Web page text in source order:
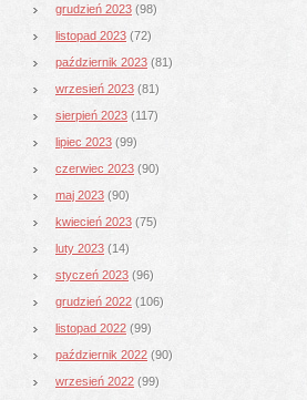
grudzień 2023 (98)
listopad 2023 (72)
październik 2023 (81)
wrzesień 2023 (81)
sierpień 2023 (117)
lipiec 2023 (99)
czerwiec 2023 (90)
maj 2023 (90)
kwiecień 2023 (75)
luty 2023 (14)
styczeń 2023 (96)
grudzień 2022 (106)
listopad 2022 (99)
październik 2022 (90)
wrzesień 2022 (99)